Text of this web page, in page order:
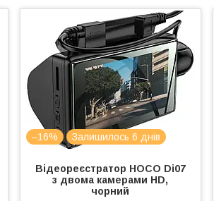
–16% Залишилось 6 днів
Відеореєстратор HOCO Di07
з двома камерами HD,
чорний